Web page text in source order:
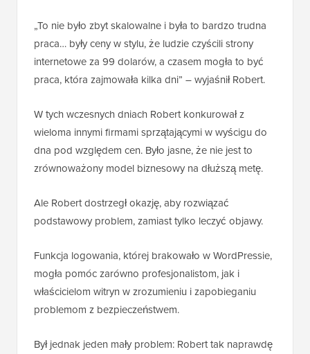
„To nie było zbyt skalowalne i była to bardzo trudna
praca… były ceny w stylu, że ludzie czyścili strony
internetowe za 99 dolarów, a czasem mogła to być
praca, która zajmowała kilka dni” – wyjaśnił Robert.
W tych wczesnych dniach Robert konkurował z
wieloma innymi firmami sprzątającymi w wyścigu do
dna pod względem cen. Było jasne, że nie jest to
zrównoważony model biznesowy na dłuższą metę.
Ale Robert dostrzegł okazję, aby rozwiązać
podstawowy problem, zamiast tylko leczyć objawy.
Funkcja logowania, której brakowało w WordPressie,
mogła pomóc zarówno profesjonalistom, jak i
właścicielom witryn w zrozumieniu i zapobieganiu
problemom z bezpieczeństwem.
Był jednak jeden mały problem: Robert tak naprawdę